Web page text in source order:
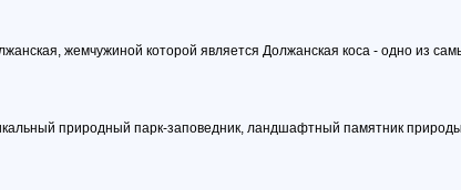
жемчужиной которой является Должанская коса - одно из
природный парк-заповедник, ландшафтный памятник